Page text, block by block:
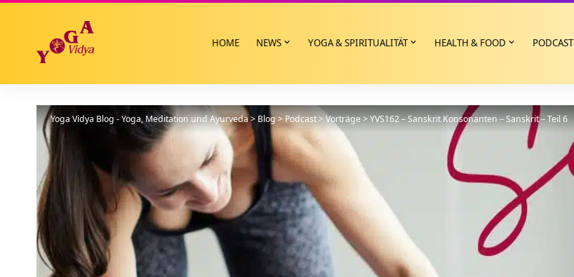
HOME NEWS YOGA & SPIRITUALITÄT HEALTH & FOOD PODCAST
Yoga Vidya Blog - Yoga, Meditation und Ayurveda> Blog > Podcast>Vorträge>YVS162 – Sanskrit Konsonanten – Sanskrit – Teil 6